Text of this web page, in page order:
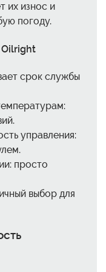
их износ и
погоду.
Oilright
срок службы
управления:
просто
выбор для